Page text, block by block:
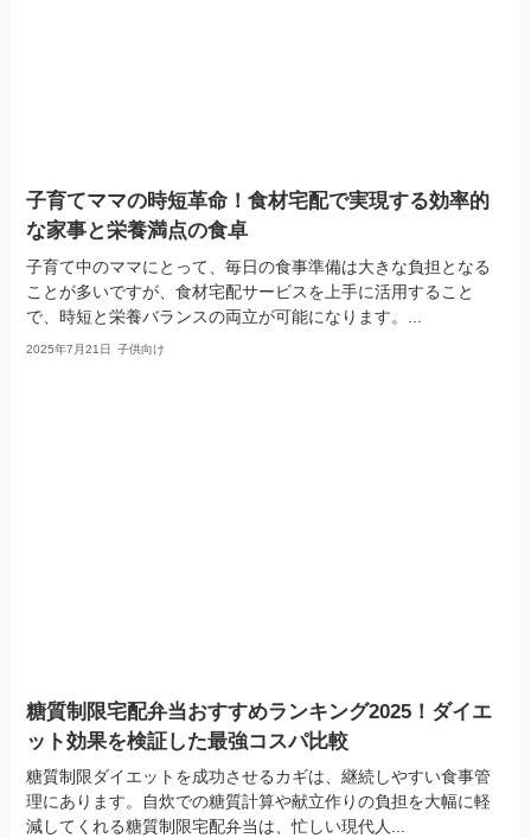
子育てママの時短革命！食材宅配で実現する効率的
な家事と栄養満点の食卓
子育て中のママにとって、毎日の食事準備は大きな負担となる
ことが多いですが、食材宅配サービスを上手に活用すること
で、時短と栄養バランスの両立が可能になります。...
2025年7月21日 子供向け
糖質制限宅配弁当おすすめランキング2025！ダイエ
ット効果を検証した最強コスパ比較
糖質制限ダイエットを成功させるカギは、継続しやすい食事管
理にあります。自炊での糖質計算や献立作りの負担を大幅に軽
減してくれる糖質制限宅配弁当は、忙しい現代人...